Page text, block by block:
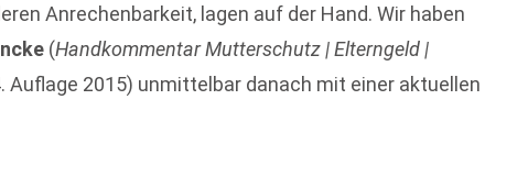
Anrechenbarkeit, lagen auf der Hand. Wir haben
(Handkommentar Mutterschutz | Elterngeld |
Auflage 2015) unmittelbar danach mit einer aktuellen